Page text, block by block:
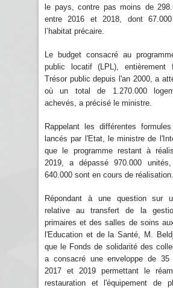
le pays, contre pas moins de
entre 2016 et 2018, dont
l’habitat précaire.
Le budget consacré au
public locatif (LPL), entièrement
Trésor public depuis l'an 2000, a
où un total de 1.270.000
achevés, a précisé le ministre.
Rappelant les différentes
lancés par l'Etat, le ministre de
que le programme restant à
2019, a dépassé 970.000
640.000 sont en cours de réalisation.
Répondant à une question sur
relative au transfert de la
primaires et des salles de soins
l'Education et de la Santé, M.
que le Fonds de solidarité des
a consacré une enveloppe de
2017 et 2019 permettant le
restauration et l'équipement de